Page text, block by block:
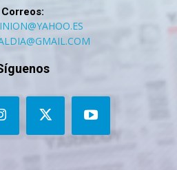
Correos: